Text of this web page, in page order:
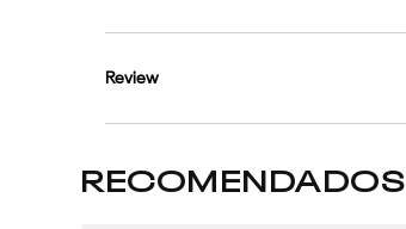
Review
RECOMENDADOS